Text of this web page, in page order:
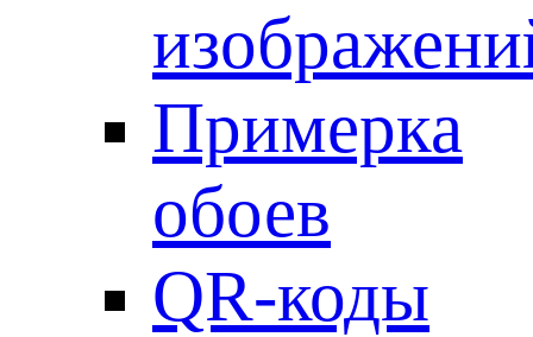
Примерка
обоев
QR-коды